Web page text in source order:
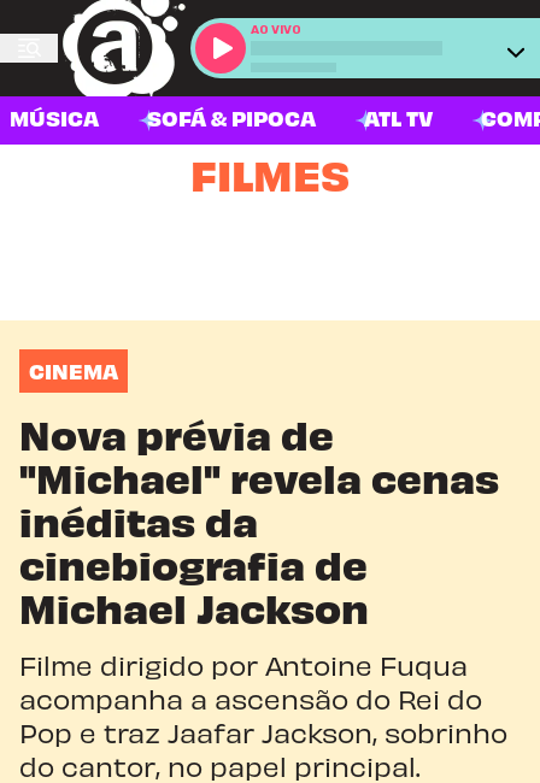
AO VIVO
MÚSICA SOFÁ & PIPOCA ATL TV
FILMES
CINEMA
Nova prévia de
"Michael" revela cenas
inéditas da
cinebiografia de
Michael Jackson
Filme dirigido por Antoine Fuqua
acompanha a ascensão do Rei do
Pop e traz Jaafar Jackson, sobrinho
do cantor, no papel principal.